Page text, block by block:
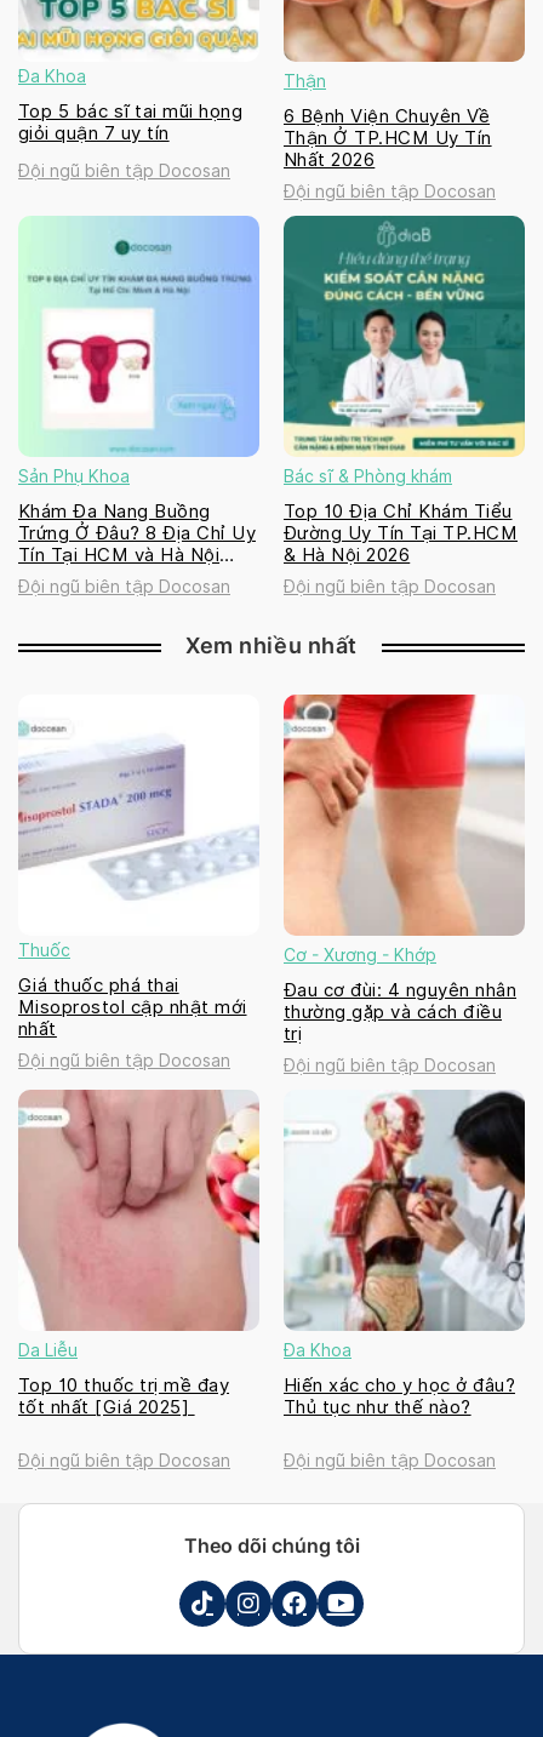
Đa Khoa
Top 5 bác sĩ tai mũi họng
giỏi quận 7 uy tín
Đội ngũ biên tập Docosan
Thận
6 Bệnh Viện Chuyên Về
Thận Ở TP.HCM Uy Tín
Nhất 2026
Đội ngũ biên tập Docosan
Sản Phụ Khoa
Khám Đa Nang Buồng
Trứng Ở Đâu? 8 Địa Chỉ Uy
Tín Tại HCM và Hà Nội
2026
Đội ngũ biên tập Docosan
Bác sĩ & Phòng khám
Top 10 Địa Chỉ Khám Tiểu
Đường Uy Tín Tại TP.HCM
& Hà Nội 2026
Đội ngũ biên tập Docosan
Xem nhiều nhất
Thuốc
Giá thuốc phá thai
Misoprostol cập nhật mới
nhất
Đội ngũ biên tập Docosan
Cơ - Xương - Khớp
Đau cơ đùi: 4 nguyên nhân
thường gặp và cách điều
trị
Đội ngũ biên tập Docosan
Da Liễu
Top 10 thuốc trị mề đay
tốt nhất [Giá 2025]
Đội ngũ biên tập Docosan
Đa Khoa
Hiến xác cho y học ở đâu?
Thủ tục như thế nào?
Đội ngũ biên tập Docosan
Theo dõi chúng tôi